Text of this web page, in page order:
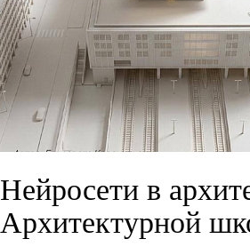
Нейросети в
Архитектурной